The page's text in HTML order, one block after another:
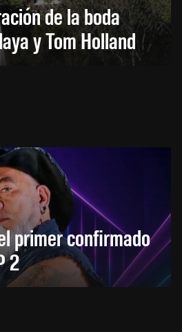
de la boda
y Tom Holland
primer confirmado
2